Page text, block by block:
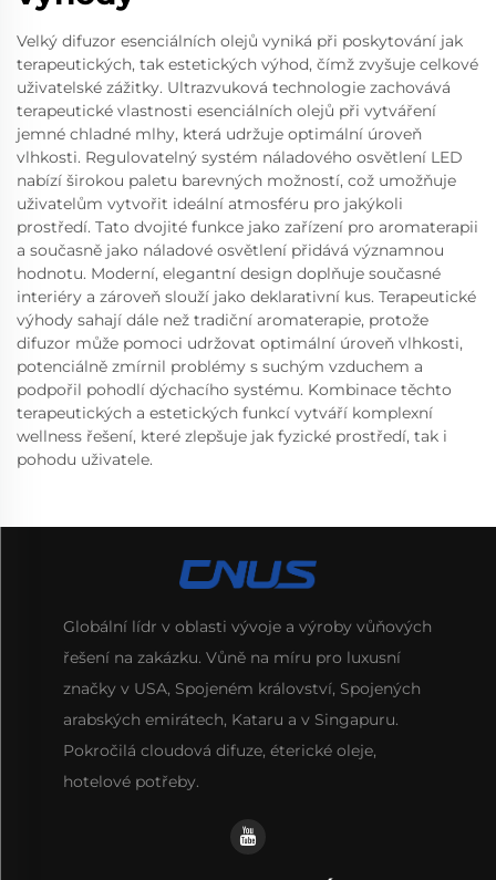
Velký difuzor esenciálních olejů vyniká při poskytování jak
terapeutických, tak estetických výhod, čímž zvyšuje celkové
uživatelské zážitky. Ultrazvuková technologie zachovává
terapeutické vlastnosti esenciálních olejů při vytváření
jemné chladné mlhy, která udržuje optimální úroveň
vlhkosti. Regulovatelný systém náladového osvětlení LED
nabízí širokou paletu barevných možností, což umožňuje
uživatelům vytvořit ideální atmosféru pro jakýkoli
prostředí. Tato dvojité funkce jako zařízení pro aromaterapii
a současně jako náladové osvětlení přidává významnou
hodnotu. Moderní, elegantní design doplňuje současné
interiéry a zároveň slouží jako deklarativní kus. Terapeutické
výhody sahají dále než tradiční aromaterapie, protože
difuzor může pomoci udržovat optimální úroveň vlhkosti,
potenciálně zmírnil problémy s suchým vzduchem a
podpořil pohodlí dýchacího systému. Kombinace těchto
terapeutických a estetických funkcí vytváří komplexní
wellness řešení, které zlepšuje jak fyzické prostředí, tak i
pohodu uživatele.
Globální lídr v oblasti vývoje a výroby vůňových
řešení na zakázku. Vůně na míru pro luxusní
značky v USA, Spojeném království, Spojených
arabských emirátech, Kataru a v Singapuru.
Pokročilá cloudová difuze, éterické oleje,
hotelové potřeby.